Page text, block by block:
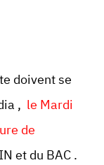
doivent se
, le Mardi
de
et du BAC .